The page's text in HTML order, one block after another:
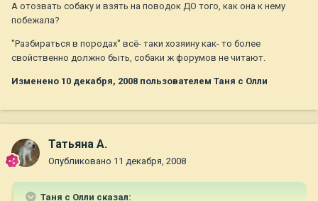
А отозвать собаку и взять на поводок ДО того, как она к нему
побежала?
"Разбираться в породах" всё- таки хозяину как- то более
свойственно должно быть, собаки ж форумов не читают.
Изменено 10 декабря, 2008 пользователем Таня с Олли
Татьяна А.
Опубликовано 11 декабря, 2008
Таня с Олли сказал: